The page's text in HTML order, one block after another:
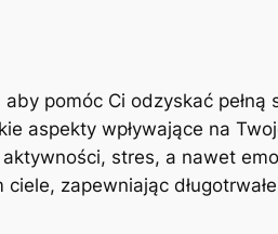
pomóc Ci odzyskać pełną
aspekty wpływające na
stres, a nawet
zapewniając